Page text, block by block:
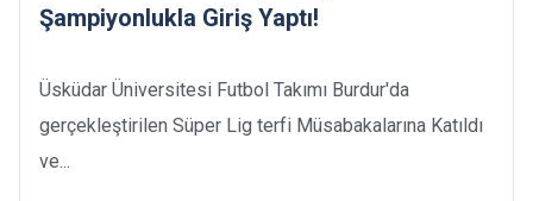
Şampiyonlukla Giriş Yaptı!
Üsküdar Üniversitesi Futbol Takımı Burdur'da
gerçekleştirilen Süper Lig terfi Müsabakalarına Katıldı
ve...